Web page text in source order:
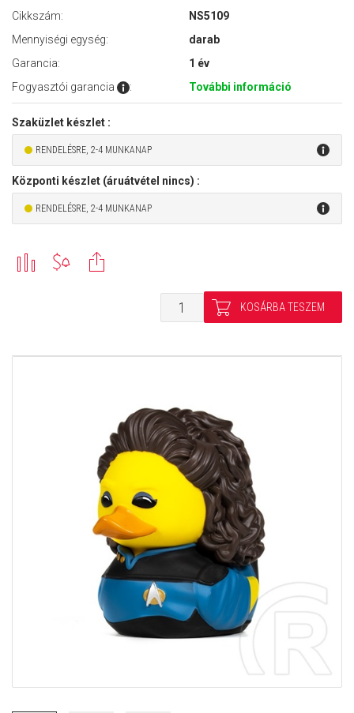
Cikkszám:
NS5109
Mennyiségi egység:
darab
Garancia:
1 év
Fogyasztói garancia
: További információ
Szaküzlet készlet :
RENDELÉSRE, 2-4 MUNKANAP
Központi készlet (áruátvétel nincs) :
RENDELÉSRE, 2-4 MUNKANAP